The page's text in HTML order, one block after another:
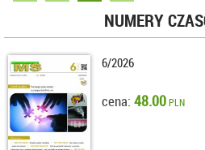
NUMERY
6/2026
cena: 48.00PLN